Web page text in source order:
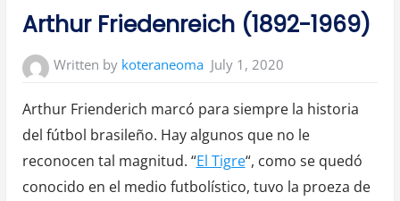
in:
Arthur Friedenreich (1892-1969)
Written by koteraneoma July 1, 2020
Arthur Frienderich marcó para siempre la historia
del fútbol brasileño. Hay algunos que no le
reconocen tal magnitud. “El Tigre“, como se quedó
conocido en el medio futbolístico, tuvo la proeza de